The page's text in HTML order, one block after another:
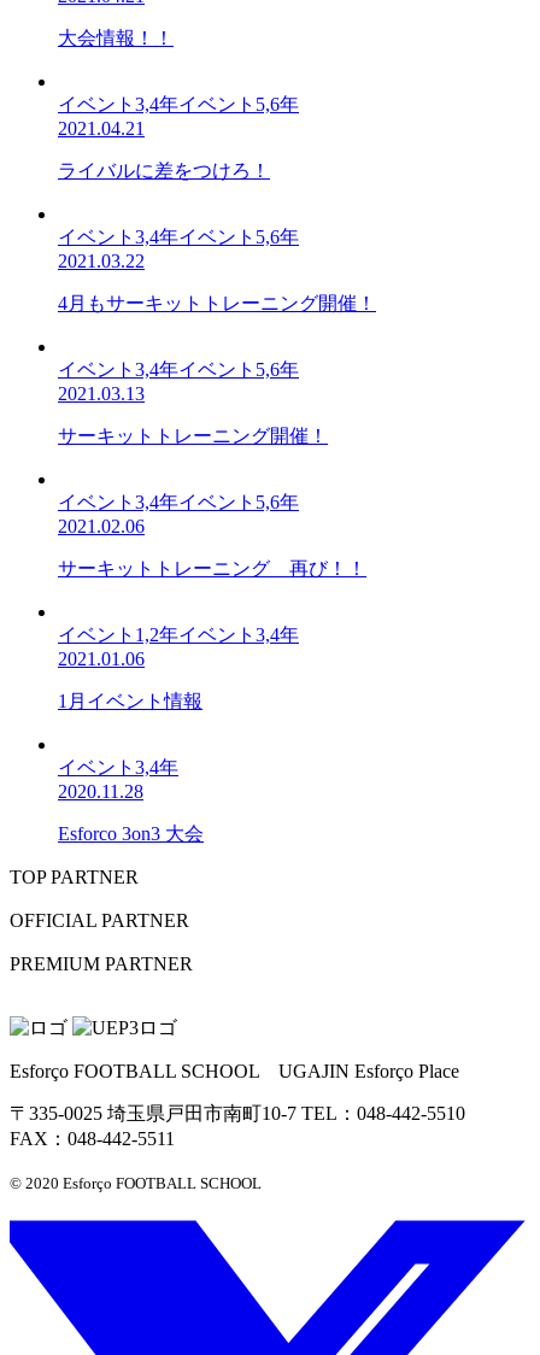
大会情報！！
イベント3,4年イベント5,6年
2021.04.21
ライバルに差をつけろ！
イベント3,4年イベント5,6年
2021.03.22
4月もサーキットトレーニング開催！
イベント3,4年イベント5,6年
2021.03.13
サーキットトレーニング開催！
イベント3,4年イベント5,6年
2021.02.06
サーキットトレーニング 再び！！
イベント1,2年イベント3,4年
2021.01.06
1月イベント情報
イベント3,4年
2020.11.28
Esforco 3on3 大会
TOP PARTNER
OFFICIAL PARTNER
PREMIUM PARTNER
Esforço FOOTBALL SCHOOL UGAJIN Esforço Place
〒335-0025 埼玉県戸田市南町10-7 TEL：048-442-5510
FAX：048-442-5511
© 2020 Esforço FOOTBALL SCHOOL